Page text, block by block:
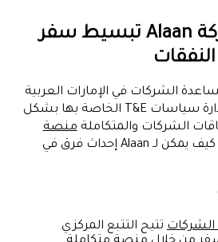
كيف يمكن لشركة Alaan تبسيط سفر
الشركات في الإمارات العربية
المتحدة وخارجها على إدارة سياسات T&E الخاصة بها بشكل
الشركات والمتكاملةمنصة
. إليك كيف يمكن لـ Alaan إحداث فرق في
تتيح التتبع المركزي